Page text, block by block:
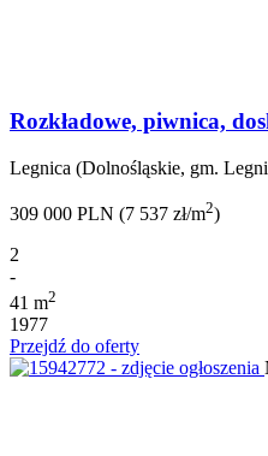
Rozkładowe, piwnica,
Legnica (Dolnośląskie, gm.
309 000 PLN (7 537 zł/m2)
2
-
41 m2
1977
Przejdź do oferty